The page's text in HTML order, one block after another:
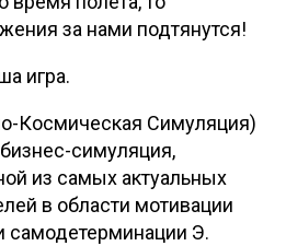
за нами подтянутся!
игра.
Космическая Симуляция)
симуляция,
из самых актуальных
в области мотивации
самодетерминации Э.